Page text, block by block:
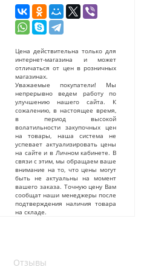
Цена действительна только для
интернет-магазина и может
отличаться от цен в розничных
магазинах.
Уважаемые покупатели! Мы
непрерывно ведем работу по
улучшению нашего сайта. К
сожалению, в настоящее время,
в период высокой
волатильности закупочных цен
на товары, наша система не
успевает актуализировать цены
на сайте и в Личном кабинете. В
связи с этим, мы обращаем ваше
внимание на то, что цены могут
быть не актуальны на момент
вашего заказа. Точную цену Вам
сообщат наши менеджеры после
подтверждения наличия товара
на складе.
Отзывы